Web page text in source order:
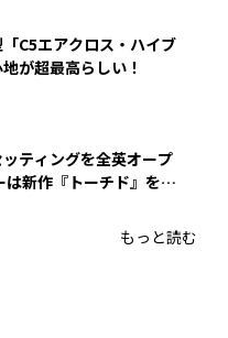
C5エアクロス・ハイブ
が超最高らしい！
ティングを全英オープ
は新作『トーチド』を投
もっと読む